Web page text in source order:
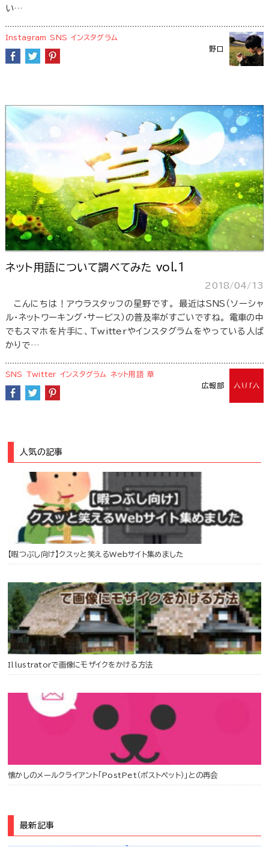
い…
野口
Instagram SNS インスタグラム
ネット用語について調べてみた vol.1
2018/04/13
こんにちは！アウラスタッフの星野です。 最近はSNS（ソーシャ
ル・ネットワーキング・サービス）の普及率がすごいですね。 電車の中
でもスマホを片手に、Twitterやインスタグラムをやっている人ば
かりで…
広報部
SNS Twitter インスタグラム ネット用語 草
人気の記事
【暇つぶし向け】クスッと笑えるWebサイト集めました
Illustratorで画像にモザイクをかける方法
懐かしのメールクライアント「PostPet（ポストペット）」との再会
最新記事